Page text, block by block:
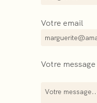
Votre email
Votre message